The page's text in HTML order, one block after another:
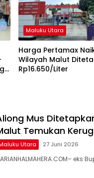
Maluku Utara
Harga Pertamax
Wilayah Malut
Rp16.650/Liter
Mus
Temukan
Utara 27 Juni 2026
eks